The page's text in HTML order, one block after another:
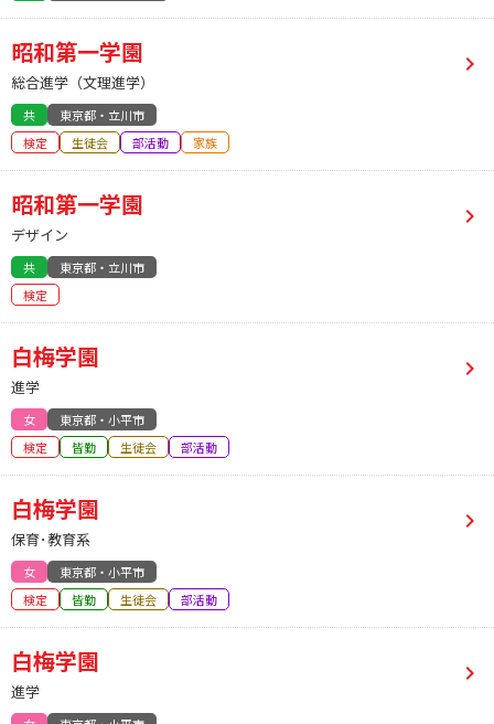
昭和第一学園
総合進学（文理進学）
共
東京都・立川市
検定
生徒会 部活動 家族
昭和第一学園
デザイン
共
東京都・立川市
検定
白梅学園
進学
女
東京都・小平市
検定
皆勤 生徒会 部活動
白梅学園
保育･教育系
女
東京都・小平市
検定
皆勤 生徒会 部活動
白梅学園
進学